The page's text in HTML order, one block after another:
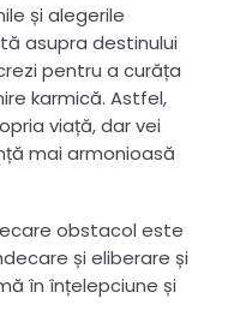
și alegerile
asupra destinului
pentru a curăța
karmică. Astfel,
viață, dar vei
mai armonioasă
obstacol este
și eliberare și
în înțelepciune și